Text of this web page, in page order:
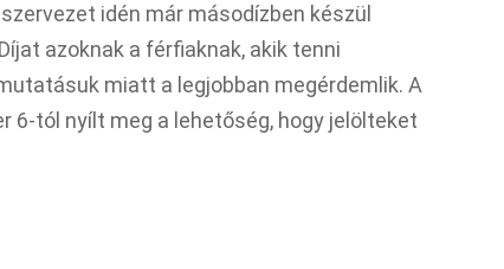
idén már másodízben készül
azoknak a férfiaknak, akik tenni
miatt a legjobban megérdemlik. A
6-tól nyílt meg a lehetőség, hogy jelölteket